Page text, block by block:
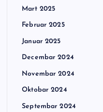
Mart 2025
Februar 2025
Januar 2025
Decembar 2024
Novembar 2024
Oktobar 2024
Septembar 2024